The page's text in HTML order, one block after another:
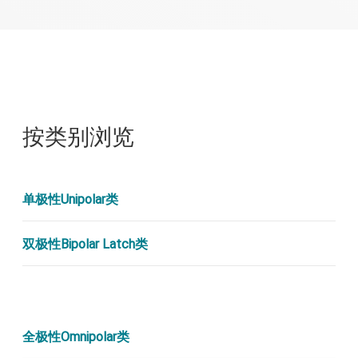
按类别浏览
单极性Unipolar类
双极性Bipolar Latch类
全极性Omnipolar类